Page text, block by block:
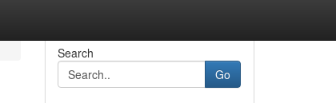
Search
Go